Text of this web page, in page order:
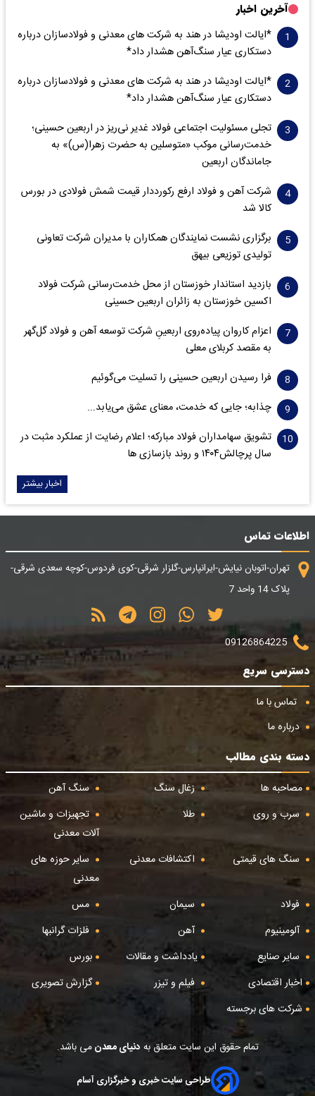
آخرین اخبار
*ایالت اودیشا در هند به شرکت های معدنی و فولادسازان درباره
دستکاری عیار سنگ‌آهن هشدار داد*
*ایالت اودیشا در هند به شرکت های معدنی و فولادسازان درباره
دستکاری عیار سنگ‌آهن هشدار داد*
تجلی مسئولیت اجتماعی فولاد غدیر نی‌ریز در اربعین حسینی؛
خدمت‌رسانی موکب «متوسلین به حضرت زهرا(س)» به
جاماندگان اربعین
شرکت آهن و فولاد ارفع رکورددار قیمت شمش فولادی در بورس
کالا شد
برگزاری نشست نمایندگان همکاران با مدیران شرکت تعاونی
تولیدی توزیعی بیهق
بازدید استاندار خوزستان از محل خدمت‌رسانی شرکت فولاد
اکسین خوزستان به زائران اربعین حسینی
اعزام کاروان پیاده‌روی اربعینِ شرکت توسعه آهن و فولاد گل‌گهر
به مقصد کربلای معلی
فرا رسیدن اربعین حسینی را تسلیت می‌گوئیم
چذابه؛ جایی که خدمت، معنای عشق می‌یابد...
تشویق سهامداران فولاد مبارکه؛ اعلام رضایت از عملکرد مثبت در
سال پرچالش۱۴۰۴ و روند بازسازی ها
اخبار بیشتر
اطلاعات تماس
تهران-اتوبان نیایش-ایرانپارس-گلزار شرقی-کوی فردوس-کوچه سعدی شرقی-
پلاک 14 واحد 7
09126864225
دسترسی سریع
تماس با ما
درباره ما
دسته بندی مطالب
مصاحبه ها
زغال سنگ
سنگ آهن
سرب و روی
طلا
تجهیزات و ماشین
آلات معدنی
سنگ های قیمتی
اکتشافات معدنی
سایر حوزه های
معدنی
فولاد
سیمان
مس
آلومینیوم
آهن
فلزات گرانبها
سایر صنایع
یادداشت و مقالات
بورس
اخبار اقتصادی
فیلم و تیزر
گزارش تصویری
شرکت های برجسته
تمام حقوق این سایت متعلق به دنیای معدنمی باشد.
طراحی سایت خبری و خبرگزاری آسام